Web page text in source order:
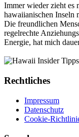
Immer wieder zieht es
hawaiianischen Inseln
Die freundlichen
regelrechte
Energie, hat mich
Rechtliches
Impressum
Datenschutz
Cookie-